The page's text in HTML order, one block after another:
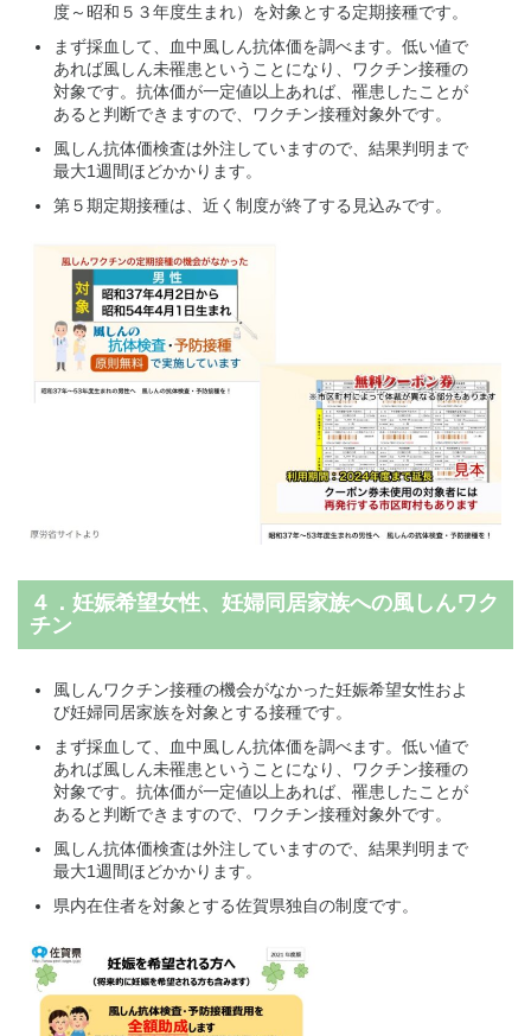
度～昭和５３年度生まれ）を対象とする定期接種です。
まず採血して、血中風しん抗体価を調べます。低い値で
あれば風しん未罹患ということになり、ワクチン接種の
対象です。抗体価が一定値以上あれば、罹患したことが
あると判断できますので、ワクチン接種対象外です。
風しん抗体価検査は外注していますので、結果判明まで
最大1週間ほどかかります。
第５期定期接種は、近く制度が終了する見込みです。
４．妊娠希望女性、妊婦同居家族への風しんワク
チン
風しんワクチン接種の機会がなかった妊娠希望女性およ
び妊婦同居家族を対象とする接種です。
まず採血して、血中風しん抗体価を調べます。低い値で
あれば風しん未罹患ということになり、ワクチン接種の
対象です。抗体価が一定値以上あれば、罹患したことが
あると判断できますので、ワクチン接種対象外です。
風しん抗体価検査は外注していますので、結果判明まで
最大1週間ほどかかります。
県内在住者を対象とする佐賀県独自の制度です。